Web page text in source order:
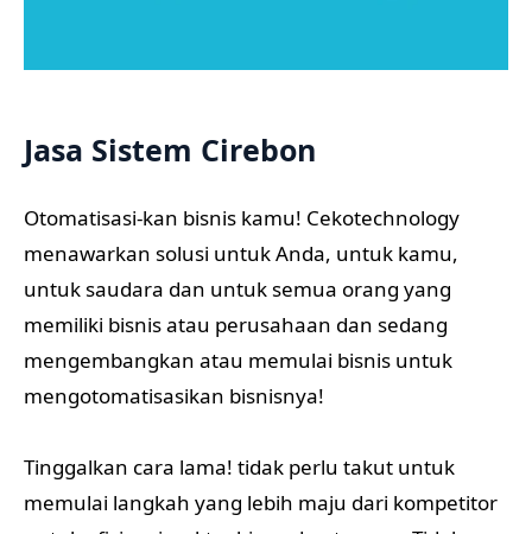
Jasa Sistem Cirebon
Otomatisasi-kan bisnis kamu! Cekotechnology
menawarkan solusi untuk Anda, untuk kamu,
untuk saudara dan untuk semua orang yang
memiliki bisnis atau perusahaan dan sedang
mengembangkan atau memulai bisnis untuk
mengotomatisasikan bisnisnya!
Tinggalkan cara lama! tidak perlu takut untuk
memulai langkah yang lebih maju dari kompetitor